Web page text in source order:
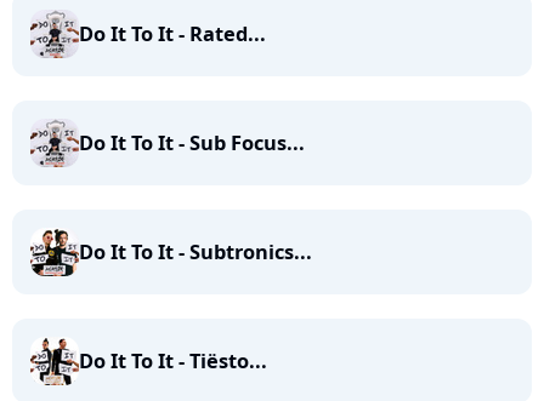
Do It To It - Rated...
Do It To It - Sub Focus...
Do It To It - Subtronics...
Do It To It - Tiësto...